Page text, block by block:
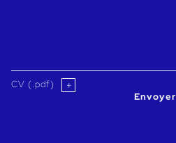
CV (.pdf)
Envoyer